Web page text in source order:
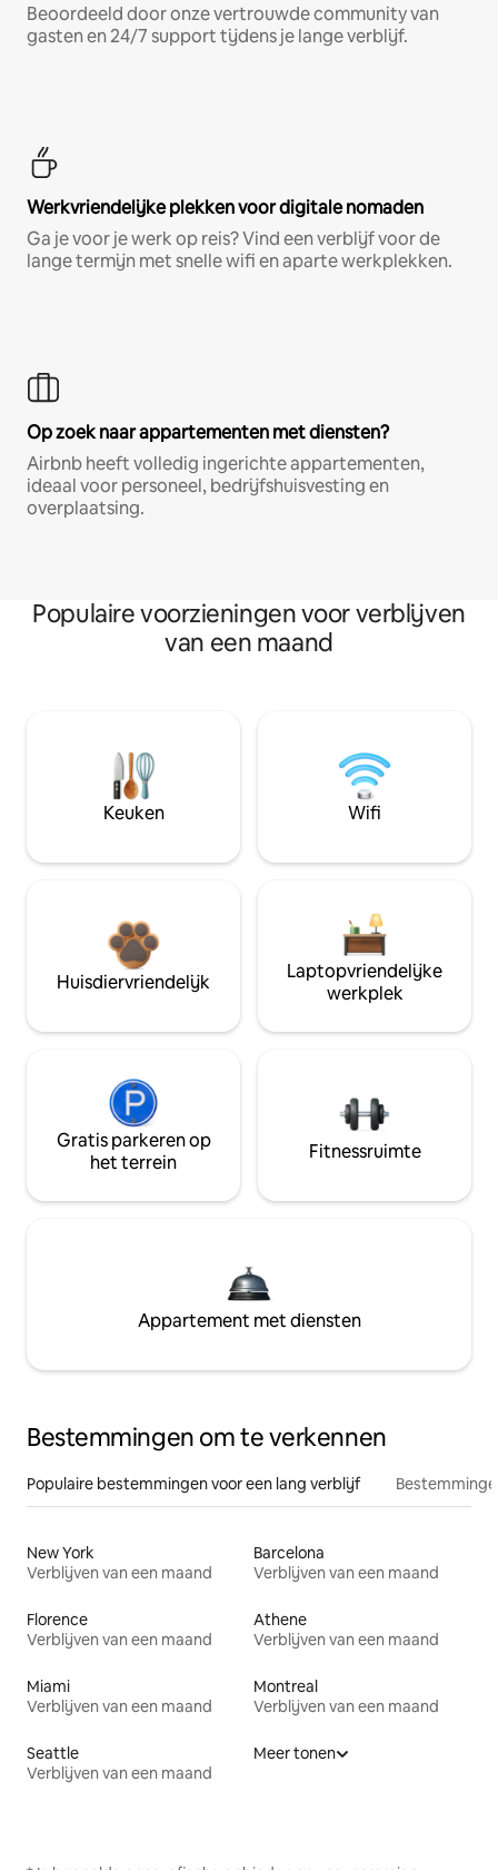
Beoordeeld door onze vertrouwde community van
gasten en 24/7 support tijdens je lange verblijf.
Werkvriendelijke plekken voor digitale nomaden
Ga je voor je werk op reis? Vind een verblijf voor de
lange termijn met snelle wifi en aparte werkplekken.
Op zoek naar appartementen met diensten?
Airbnb heeft volledig ingerichte appartementen,
ideaal voor personeel, bedrijfshuisvesting en
overplaatsing.
Populaire voorzieningen voor verblijven
van een maand
Keuken Wifi
Huisdiervriendelijk
Laptopvriendelijke
werkplek
Gratis parkeren op
het terrein
Fitnessruimte
Appartement met diensten
Bestemmingen om te verkennen
Populaire bestemmingen voor een lang verblijf
New York
Verblijven van een maand
Barcelona
Verblijven van een maand
Florence
Verblijven van een maand
Athene
Verblijven van een maand
Miami
Verblijven van een maand
Montreal
Verblijven van een maand
Seattle
Verblijven van een maand
Meer tonen